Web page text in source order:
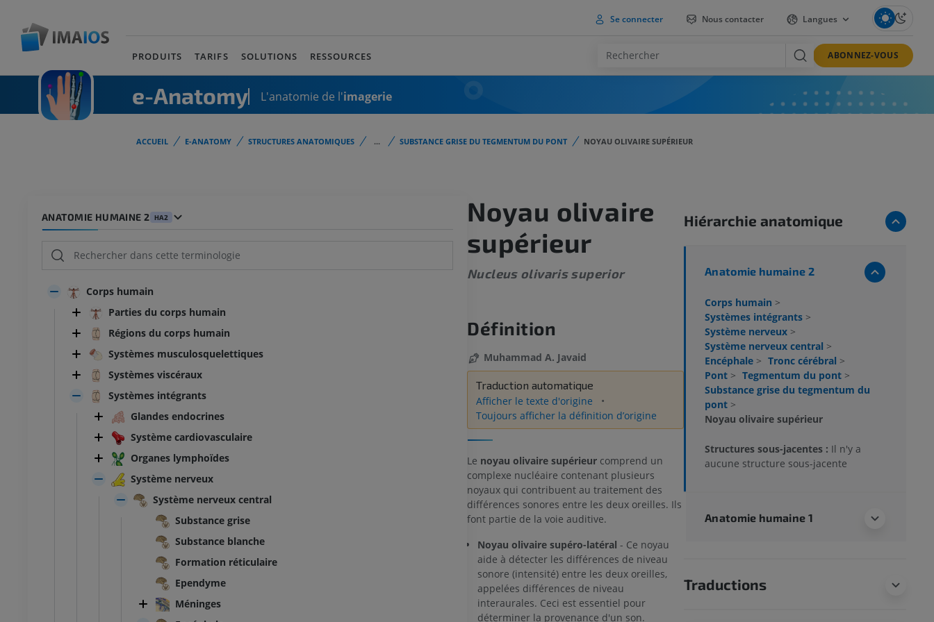
Se connecter Nous contacter Langues
PRODUITS TARIFS SOLUTIONS RESSOURCES ABONNEZ-VOUS
e-Anatomy L'anatomie de l'imagerie
ACCUEIL E-ANATOMY STRUCTURES ANATOMIQUES ... SUBSTANCE GRISE DU TEGMENTUM DU PONT NOYAU OLIVAIRE SUPÉRIEUR
ANATOMIE HUMAINE 2 HA2
Corps humain
Parties du corps humain
Régions du corps humain
Systèmes musculosquelettiques
Systèmes viscéraux
Systèmes intégrants
Glandes endocrines
Système cardiovasculaire
Organes lymphoïdes
Système nerveux
Système nerveux central
Substance grise
Substance blanche
Formation réticulaire
Ependyme
Méninges
Noyau olivaire
supérieur
Nucleus olivaris superior
Définition
Muhammad A. Javaid
Traduction automatique
Afficher le texte d'origine
Toujours afficher la définition d’origine
Le noyau olivaire supérieur comprend un
complexe nucléaire contenant plusieurs
noyaux qui contribuent au traitement des
différences sonores entre les deux oreilles. Ils
font partie de la voie auditive.
Noyau olivaire supéro-latéral - Ce noyau
aide à détecter les différences de niveau
sonore (intensité) entre les deux oreilles,
appelées différences de niveau
interaurales. Ceci est essentiel pour
déterminer la provenance d'un son.
Hiérarchie anatomique
Anatomie humaine 2
Corps humain >
Systèmes intégrants >
Système nerveux >
Système nerveux central >
Encéphale > Tronc cérébral >
Pont > Tegmentum du pont >
Substance grise du tegmentum du
pont >
Noyau olivaire supérieur
Structures sous-jacentes : Il n'y a
aucune structure sous-jacente
Anatomie humaine 1
Traductions